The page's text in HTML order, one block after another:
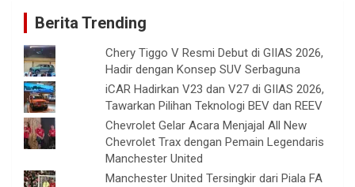
Berita Trending
Chery Tiggo V Resmi Debut di GIIAS 2026,
Hadir dengan Konsep SUV Serbaguna
iCAR Hadirkan V23 dan V27 di GIIAS 2026,
Tawarkan Pilihan Teknologi BEV dan REEV
Chevrolet Gelar Acara Menjajal All New
Chevrolet Trax dengan Pemain Legendaris
Manchester United
Manchester United Tersingkir dari Piala FA